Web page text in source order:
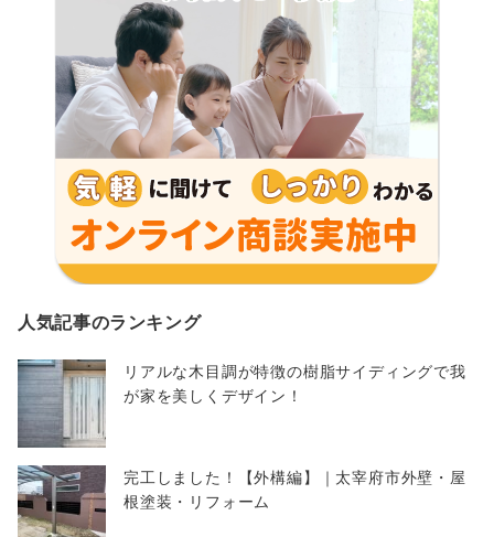
人気記事のランキング
リアルな木目調が特徴の樹脂サイディングで我
が家を美しくデザイン！
完工しました！【外構編】｜太宰府市外壁・屋
根塗装・リフォーム